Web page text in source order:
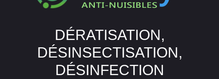
DÉRATISATION,
DÉSINSECTISATION,
DÉSINFECTION